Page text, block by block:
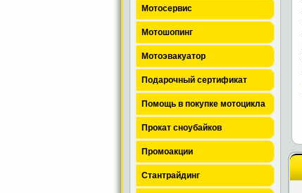
Мотосервис
Мотошопинг
Мотоэвакуатор
Подарочный сертификат
Помощь в покупке мотоцикла
Прокат сноубайков
Промоакции
Стантрайдинг